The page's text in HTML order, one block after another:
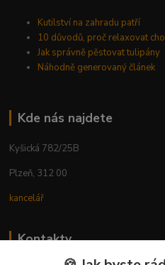
Kutilství na zahradu patří
10 důvodů, proč relaxovat
Jak správně pěstovat tulipány
Náhodně generovaný článek
Kde nás najdete
Kyšická 782/25B
Plzeň, 312 00
kancelář
Kontakty